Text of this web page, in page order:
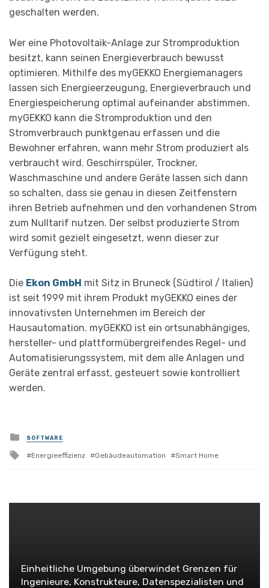
geschalten werden.
Wer eine Photovoltaik-Anlage zur Stromproduktion
besitzt, kann seinen Energieverbrauch bewusst
optimieren. Mithilfe des myGEKKO Energiemanagers
lassen sich Energieerzeugung, Energieverbrauch und
Energiespeicherung optimal aufeinander abstimmen.
myGEKKO kann die Stromproduktion und den
Stromverbrauch punktgenau erfassen und die
Bewohner erfahren, wann mehr Strom produziert als
verbraucht wird. Geschirrspüler, Trockner,
Waschmaschine und andere Geräte lassen sich dann
so schalten, dass sie genau in diesen Zeitfenstern
ihren Betrieb aufnehmen und den vorhandenen Strom
zum Nulltarif nutzen. Der selbst produzierte Strom
wird somit gezielt eingesetzt, wenn dieser zur
Verfügung steht.
Die Ekon GmbH mit Sitz in Bruneck (Südtirol / Italien)
ist seit 1999 mit ihrem Produkt myGEKKO eines der
innovativsten Unternehmen im Bereich der
Hausautomation. myGEKKO ist ein ortsunabhängiges,
hersteller- und plattformübergreifendes Regel- und
Automatisierungssystem, mit dem alle Anlagen und
Geräte zentral erfasst, gesteuert sowie kontrolliert
werden.
Posted
in
SOFTWARE
Tagged
Energieeffizienz Gebäudeautomation Smart Home
Einheitliche Umgebung überwindet Grenzen für
Ingenieure, Konstrukteure, Datenspezialisten und